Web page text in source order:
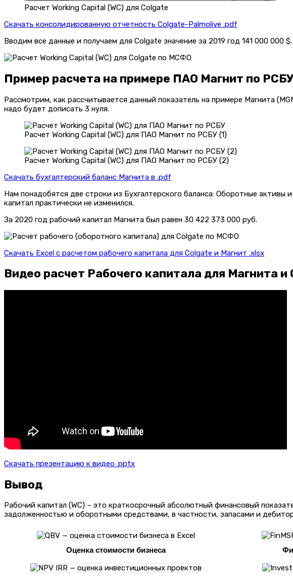
Расчет Working Capital (WC) для Colgate
Скачать консолидированную отчетность Colgate-Palmolive .pdf
Вводим все данные и получаем для Colgate значение за 2019 год 141 000 000 $.
Пример расчета на примере ПАО Магнит по
Рассмотрим, как рассчитывается данный показатель на примере Магнита
надо будет дописать 3 нуля.
Расчет Working Capital (WC) для ПАО Магнит по РСБУ (1)
Расчет Working Capital (WC) для ПАО Магнит по РСБУ (2)
Скачать бухгалтерский баланс Магнита в .pdf
Нам понадобятся две строки из Бухгалтерского баланса: Оборотные активы
капитал практически не изменился.
За 2020 год рабочий капитал Магнита был равен 30 422 373 000 руб.
Скачать Excel с расчетом рабочего капитала для Colgate и Магнит .xlsx
Видео расчет Рабочего капитала для Магнита и
Скачать презентацию к видео .pptx
Вывод
Рабочий капитал (WC) – это краткосрочный абсолютный финансовый
задолженностью и оборотными средствами, в частности, запасами и
Оценка стоимости бизнеса